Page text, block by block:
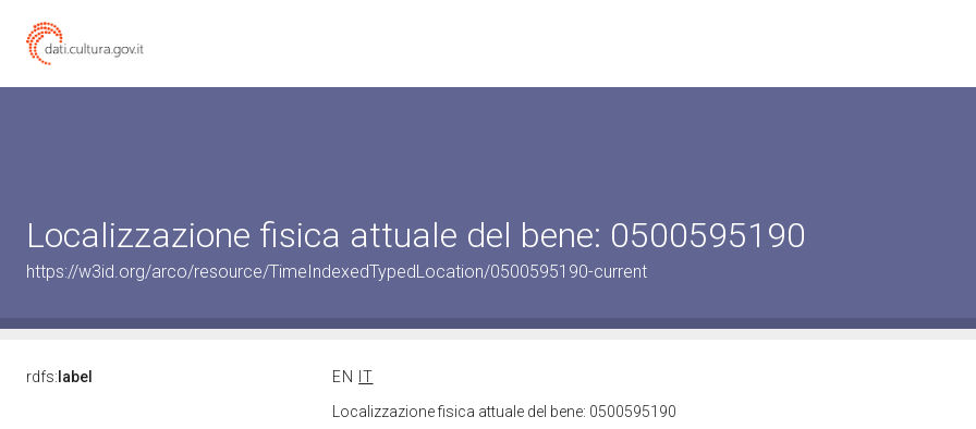
Localizzazione fisica attuale del bene: 0500595190
https://w3id.org/arco/resource/TimeIndexedTypedLocation/0500595190-current
rdfs: label EN
IT
Localizzazione fisica attuale del bene: 0500595190